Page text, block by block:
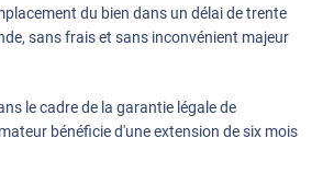
du bien dans un délai de trente
sans frais et sans inconvénient majeur
le cadre de la garantie légale de
bénéficie d'une extension de six mois